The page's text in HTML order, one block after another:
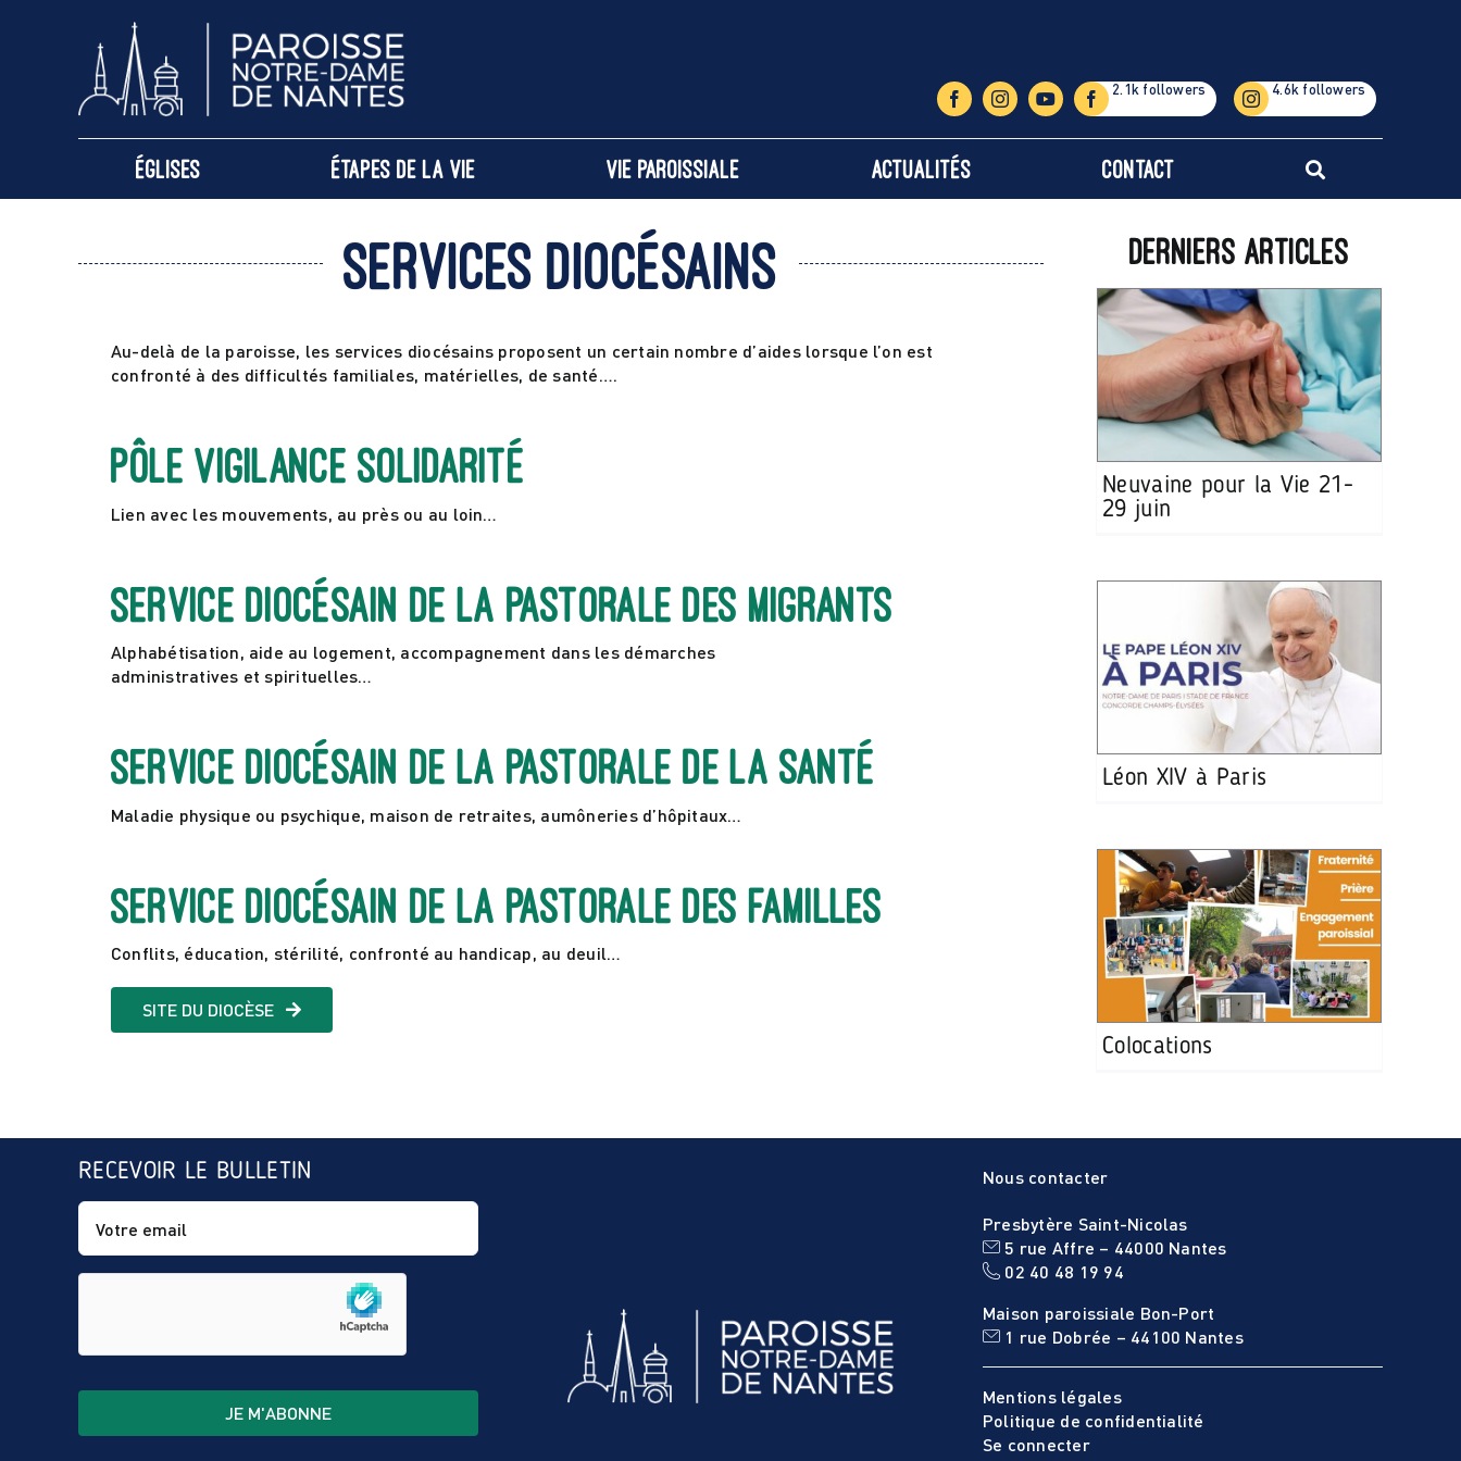
Églises Étapes de la vie Vie paroissiale Actualités Contact
Services diocésains
Au-delà de la paroisse, les services diocésains proposent un certain nombre d’aides lorsque l’on est
confronté à des difficultés familiales, matérielles, de santé….
Pôle Vigilance solidarité
Lien avec les mouvements, au près ou au loin…
Service diocésain de la pastorale des migrants
Alphabétisation, aide au logement, accompagnement dans les démarches
administratives et spirituelles…
Service diocésain de la pastorale de la santé
Maladie physique ou psychique, maison de retraites, aumôneries d’hôpitaux…
Service diocésain de la pastorale des familles
Conflits, éducation, stérilité, confronté au handicap, au deuil…
SITE DU DIOCÈSE
Derniers articles
Neuvaine pour la Vie 21-
29 juin
Léon XIV à Paris
Colocations
RECEVOIR LE BULLETIN Nous contacter
Presbytère Saint-Nicolas
5 rue Affre – 44000 Nantes
02 40 48 19 94
Maison paroissiale Bon-Port
1 rue Dobrée – 44100 Nantes
Mentions légales
Politique de confidentialité
Se connecter